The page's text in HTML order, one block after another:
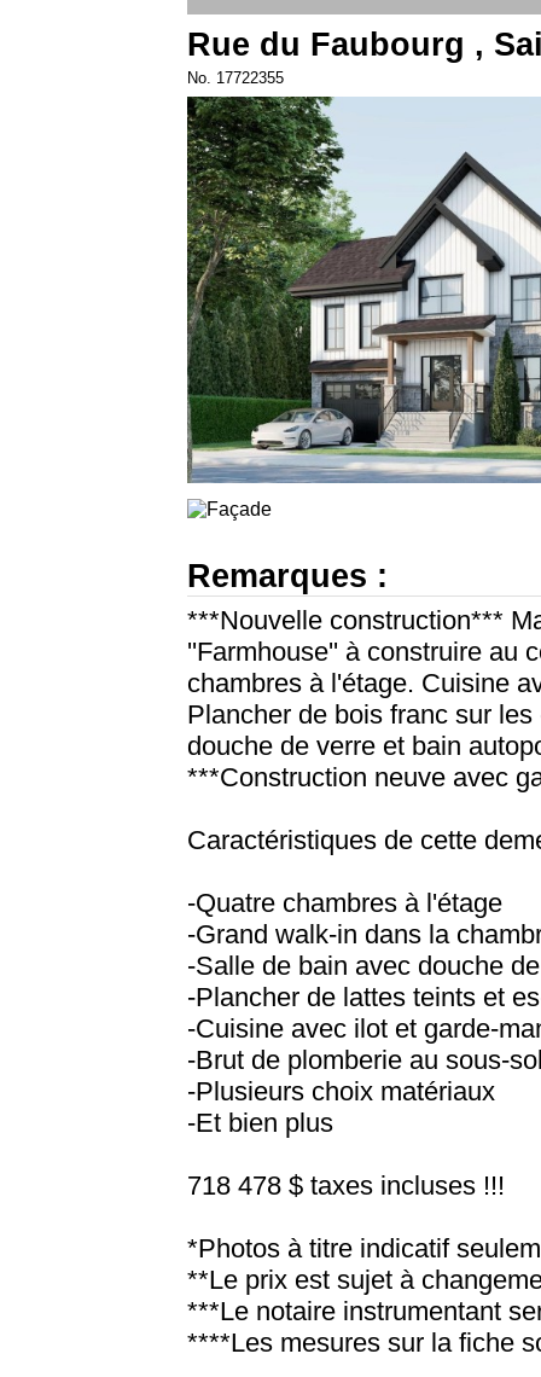
Rue du Faubourg ,
No. 17722355
Remarques :
***Nouvelle construction***
''Farmhouse'' à construire au
chambres à l'étage. Cuisine
Plancher de bois franc sur
douche de verre et bain
***Construction neuve avec
Caractéristiques de cette
-Quatre chambres à l'étage
-Grand walk-in dans la
-Salle de bain avec douche
-Plancher de lattes teints et
-Cuisine avec ilot et garde-
-Brut de plomberie au sous-
-Plusieurs choix matériaux
-Et bien plus
718 478 $ taxes incluses !!!
*Photos à titre indicatif
**Le prix est sujet à
***Le notaire instrumentant
****Les mesures sur la fiche